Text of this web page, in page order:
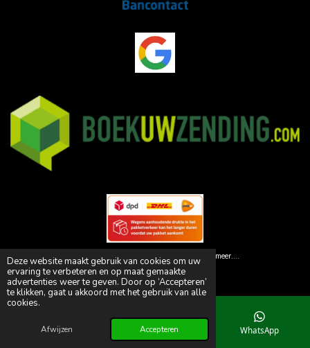
Deze website maakt gebruik van cookies om uw
ervaring te verbeteren en op maat gemaakte
advertenties weer te geven. Door op ‘Accepteren’
te klikken, gaat u akkoord met het gebruik van alle
cookies.
Afwijzen Accepteren
© 2026 Animal Paleis | Dé specialist in huisdiervoedsel! en meer....
Powered byJouwWeb
E-mailadres Telefoonnummer WhatsApp